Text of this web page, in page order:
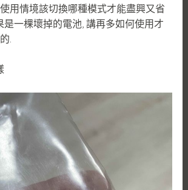
a
用情境該切換哪種模式才能盡興又省
是一棵壞掉的電池, 講再多如何使用才
.